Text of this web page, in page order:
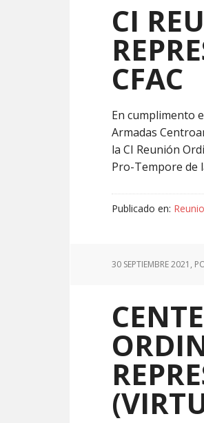
CI
CFAC
En cumplimento
Armadas
la CI Reunión
Pro-Tempore de
Publicado en:
30 SEPTIEMBRE 2021 ,